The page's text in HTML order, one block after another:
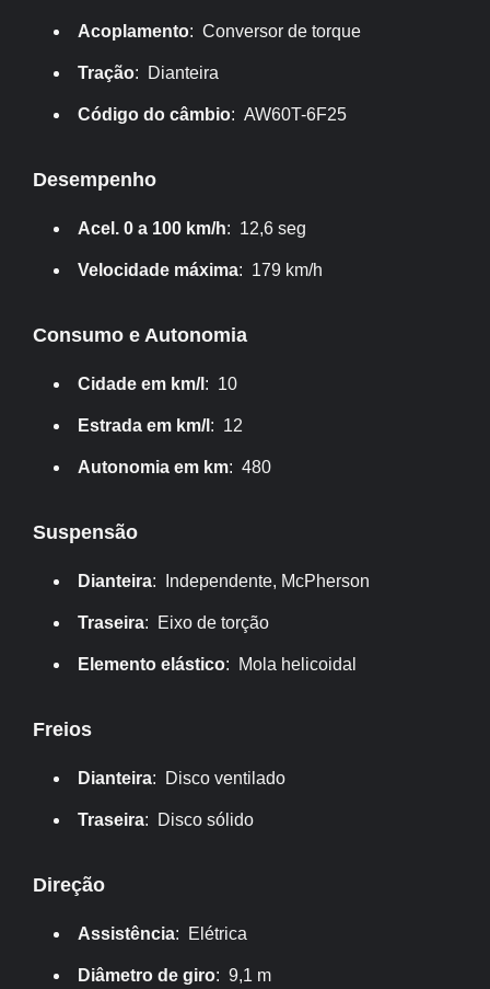
Acoplamento: Conversor de torque
Tração: Dianteira
Código do câmbio: AW60T-6F25
Desempenho
Acel. 0 a 100 km/h: 12,6 seg
Velocidade máxima: 179 km/h
Consumo e Autonomia
Cidade em km/l : 10
Estrada em km/l : 12
Autonomia em km: 480
Suspensão
Dianteira: Independente, McPherson
Traseira: Eixo de torção
Elemento elástico: Mola helicoidal
Freios
Dianteira: Disco ventilado
Traseira: Disco sólido
Direção
Assistência: Elétrica
Diâmetro de giro: 9,1 m